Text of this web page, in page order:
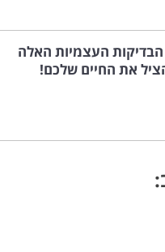
גברים: 8 הבדיקות העצמיות האלה
את החיים שלכם!